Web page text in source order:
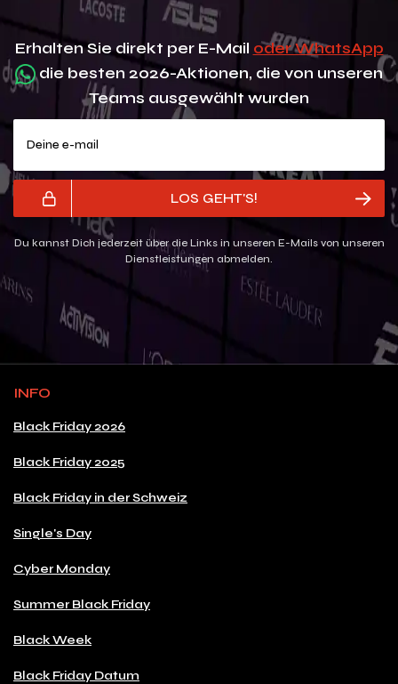
Erhalten Sie direkt per E-Mail oder WhatsApp
die besten 2026-Aktionen, die von unseren
Teams ausgewählt wurden
LOS GEHT'S!
Du kannst Dich jederzeit über die Links in unseren E-Mails von unseren
Dienstleistungen abmelden.
INFO
Black Friday 2026
Black Friday 2025
Black Friday in der Schweiz
Single's Day
Cyber Monday
Summer Black Friday
Black Week
Black Friday Datum